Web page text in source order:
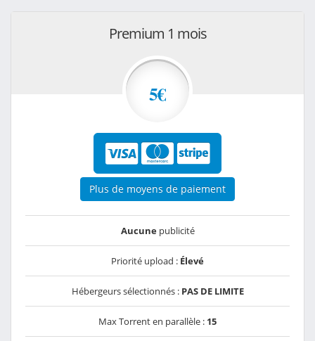
Premium 1 mois
5€
Plus de moyens de paiement
Aucunepublicité
Priorité upload : Élevé
Hébergeurs sélectionnés : PAS DE LIMITE
Max Torrent en parallèle : 15